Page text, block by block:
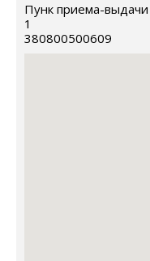
Пунк приема-
1
380800500609